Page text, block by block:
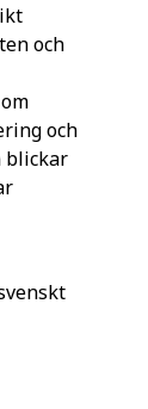
och
och
blickar